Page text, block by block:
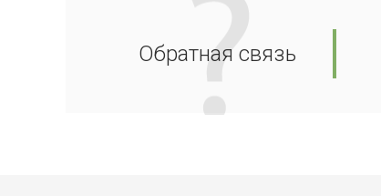
Обратная связь